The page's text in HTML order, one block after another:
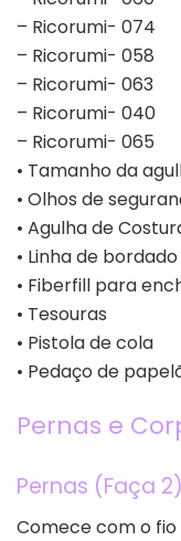
– Ricorumi- 074
– Ricorumi- 058
– Ricorumi- 063
– Ricorumi- 040
– Ricorumi- 065
• Tamanho da
• Olhos de
• Agulha de
• Linha de
• Fiberfill para
• Tesouras
• Pistola de cola
• Pedaço de
Pernas e
Pernas (Faça 2)
Comece com o